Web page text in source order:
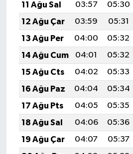
11 Ağu Sal
03:57 05:30
12 Ağu Çar
03:59 05:31
13 Ağu Per
04:00 05:32
14 Ağu Cum
04:01 05:32
15 Ağu Cts
04:02 05:33
16 Ağu Paz
04:04 05:34
17 Ağu Pts
04:05 05:35
18 Ağu Sal
04:06 05:36
19 Ağu Çar
04:07 05:37